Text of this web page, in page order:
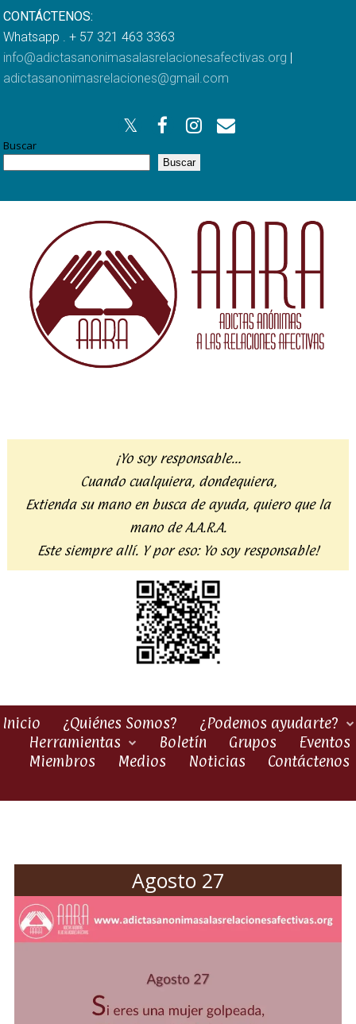
CONTÁCTENOS:
Whatsapp . + 57 321 463 3363
info@adictasanonimasalasrelacionesafectivas.org |
adictasanonimasrelaciones@gmail.com
Buscar
Buscar
¡Yo soy responsable…
Cuando cualquiera, dondequiera,
Extienda su mano en busca de ayuda, quiero que la
mano de A.A.R.A.
Este siempre allí. Y por eso: Yo soy responsable!
Inicio ¿Quiénes Somos?
¿Podemos ayudarte?
Herramientas
Boletín Grupos
Eventos
Miembros
Medios Noticias Contáctenos
Agosto 27